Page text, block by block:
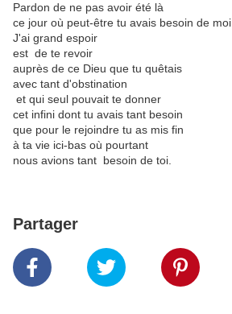
Pardon de ne pas avoir été là
ce jour où peut-être tu avais besoin de moi
J'ai grand espoir
est de te revoir
auprès de ce Dieu que tu quêtais
avec tant d'obstination
et qui seul pouvait te donner
cet infini dont tu avais tant besoin
que pour le rejoindre tu as mis fin
à ta vie ici-bas où pourtant
nous avions tant besoin de toi.
Partager